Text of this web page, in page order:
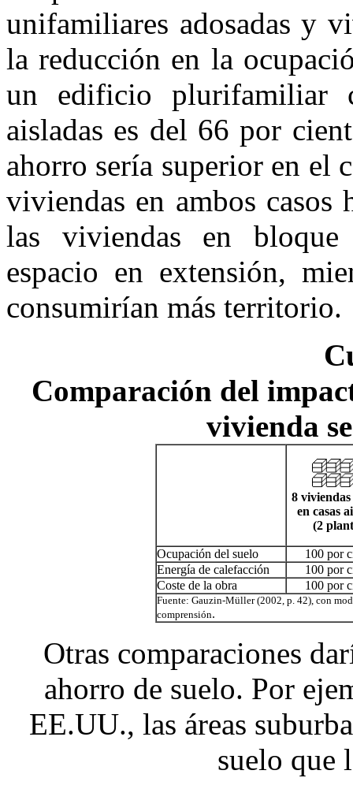
unifamiliares adosadas y
la reducción en la
un edificio plurifamiliar
aisladas es del 66 por
ahorro sería superior en el
viviendas en ambos
las viviendas en
espacio en extensión,
consumirían más territorio.
Comparación del
vivienda
8
en casas
(2
Ocupación del suelo
100 por
Energía de calefacción
100 por
Coste de la obra
100 por
Fuente: Gauzin-Müller (2002, p. 42), con
comprensión.
Otras comparaciones
ahorro de suelo. Por
EE.UU., las áreas
suelo que